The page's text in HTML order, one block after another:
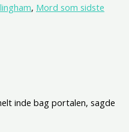
, Mord som sidste
inde bag portalen, sagde